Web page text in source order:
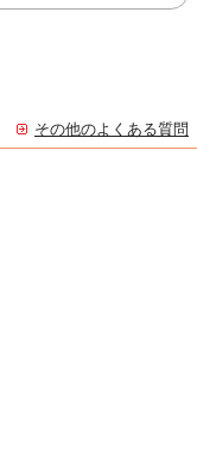
その他のよくある質問